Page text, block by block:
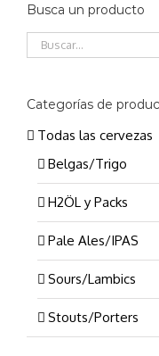
Busca un producto
Categorías de
Todas las cervezas
Belgas/Trigo
H2ÖL y Packs
Pale Ales/IPAS
Sours/Lambics
Stouts/Porters